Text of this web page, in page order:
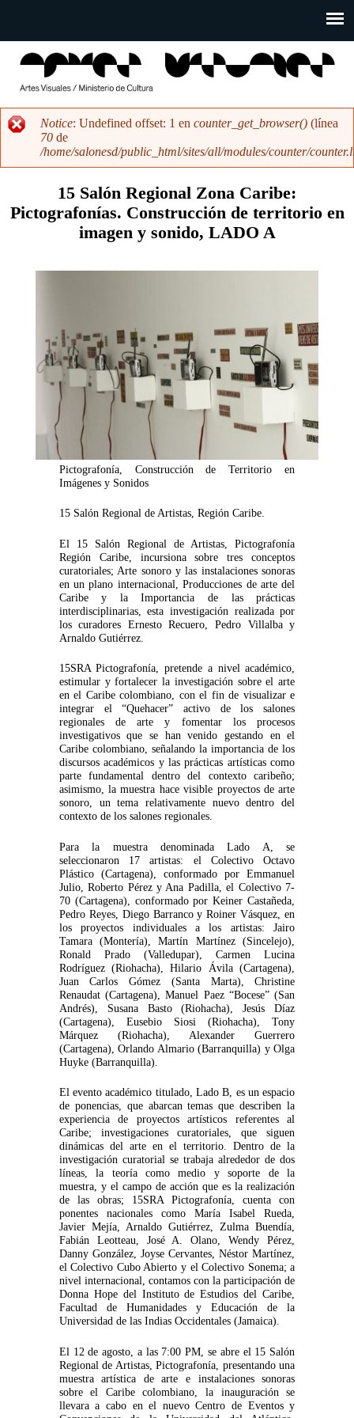
Main
menu
contenido
principal
salonesdeartistas
Mensaje
de
error
Notice: Undefined offset: 1 en counter_get_browser() (línea
70 de
/home/salonesd/public_html/sites/all/modules/counter/
15 Salón Regional Zona Caribe:
Pictografonías. Construcción de territorio en
imagen y sonido, LADO A
Pictografonía, Construcción de Territorio en
Imágenes y Sonidos
15 Salón Regional de Artistas, Región Caribe.
El 15 Salón Regional de Artistas, Pictografonía
Región Caribe, incursiona sobre tres conceptos
curatoriales; Arte sonoro y las instalaciones sonoras
en un plano internacional, Producciones de arte del
Caribe y la Importancia de las prácticas
interdisciplinarias, esta investigación realizada por
los curadores Ernesto Recuero, Pedro Villalba y
Arnaldo Gutiérrez.
15SRA Pictografonía, pretende a nivel académico,
estimular y fortalecer la investigación sobre el arte
en el Caribe colombiano, con el fin de visualizar e
integrar el “Quehacer” activo de los salones
regionales de arte y fomentar los procesos
investigativos que se han venido gestando en el
Caribe colombiano, señalando la importancia de los
discursos académicos y las prácticas artísticas como
parte fundamental dentro del contexto caribeño;
asimismo, la muestra hace visible proyectos de arte
sonoro, un tema relativamente nuevo dentro del
contexto de los salones regionales.
Para la muestra denominada Lado A, se
seleccionaron 17 artistas: el Colectivo Octavo
Plástico (Cartagena), conformado por Emmanuel
Julio, Roberto Pérez y Ana Padilla, el Colectivo 7-
70 (Cartagena), conformado por Keiner Castañeda,
Pedro Reyes, Diego Barranco y Roiner Vásquez, en
los proyectos individuales a los artistas: Jairo
Tamara (Montería), Martín Martínez (Sincelejo),
Ronald Prado (Valledupar), Carmen Lucina
Rodríguez (Riohacha), Hilario Ávila (Cartagena),
Juan Carlos Gómez (Santa Marta), Christine
Renaudat (Cartagena), Manuel Paez “Bocese” (San
Andrés), Susana Basto (Riohacha), Jesús Díaz
(Cartagena), Eusebio Siosi (Riohacha), Tony
Márquez (Riohacha), Alexander Guerrero
(Cartagena), Orlando Almario (Barranquilla) y Olga
Huyke (Barranquilla).
El evento académico titulado, Lado B, es un espacio
de ponencias, que abarcan temas que describen la
experiencia de proyectos artísticos referentes al
Caribe; investigaciones curatoriales, que siguen
dinámicas del arte en el territorio. Dentro de la
investigación curatorial se trabaja alrededor de dos
líneas, la teoría como medio y soporte de la
muestra, y el campo de acción que es la realización
de las obras; 15SRA Pictografonía, cuenta con
ponentes nacionales como María Isabel Rueda,
Javier Mejía, Arnaldo Gutiérrez, Zulma Buendía,
Fabián Leotteau, José A. Olano, Wendy Pérez,
Danny González, Joyse Cervantes, Néstor Martínez,
el Colectivo Cubo Abierto y el Colectivo Sonema; a
nivel internacional, contamos con la participación de
Donna Hope del Instituto de Estudios del Caribe,
Facultad de Humanidades y Educación de la
Universidad de las Indias Occidentales (Jamaica).
El 12 de agosto, a las 7:00 PM, se abre el 15 Salón
Regional de Artistas, Pictografonía, presentando una
muestra artística de arte e instalaciones sonoras
sobre el Caribe colombiano, la inauguración se
llevara a cabo en el nuevo Centro de Eventos y